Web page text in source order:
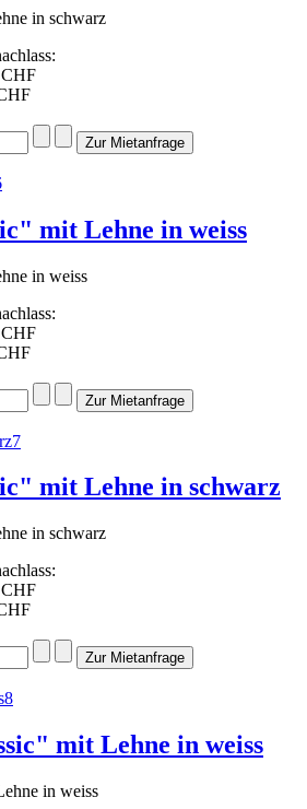
in schwarz
mit Lehne in weiss
in weiss
mit Lehne in schwarz
in schwarz
mit Lehne in weiss
in weiss